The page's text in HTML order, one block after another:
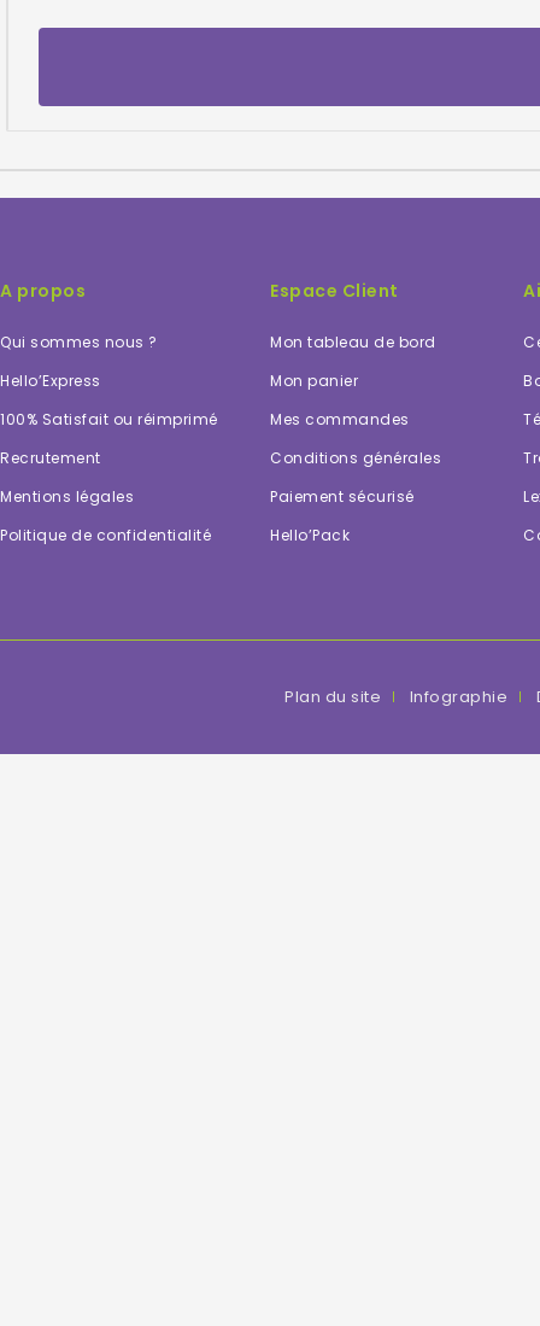
A propos
Qui sommes nous ?
Hello’Express
100% Satisfait ou réimprimé
Recrutement
Mentions légales
Politique de confidentialité
Espace Client
Mon tableau de bord
Mon panier
Mes commandes
Conditions générales
Paiement sécurisé
Hello’Pack
Plan du site Infographie